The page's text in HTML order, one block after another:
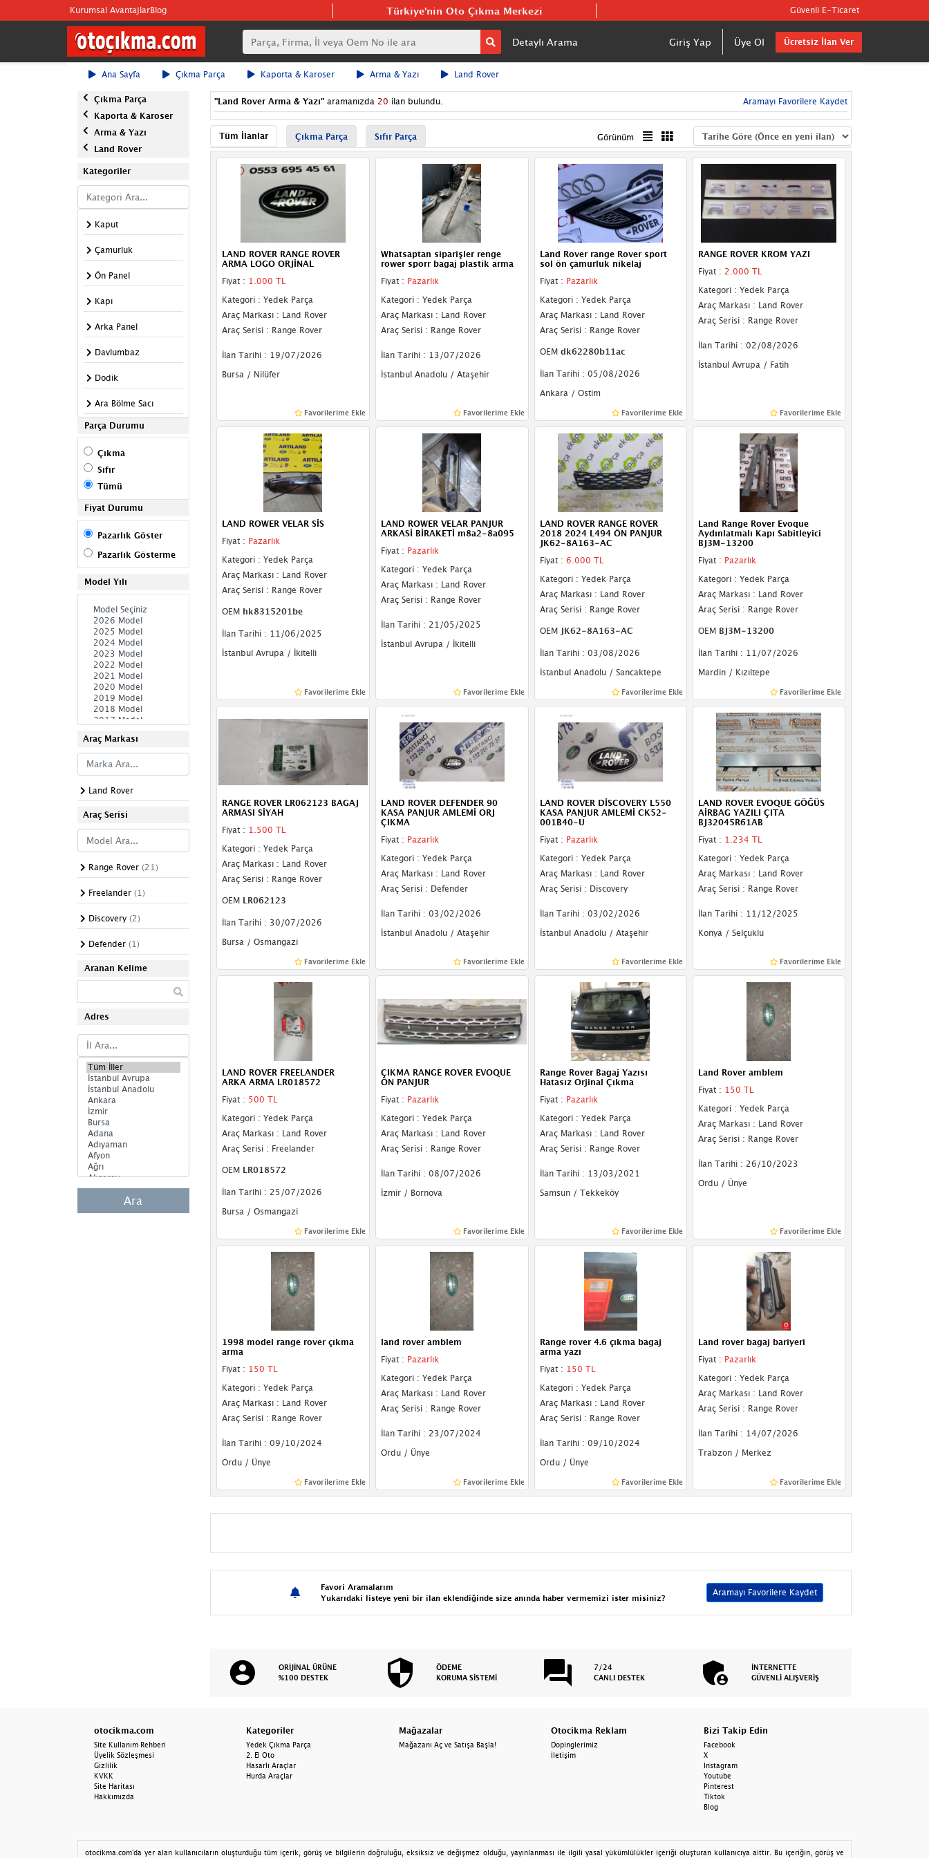
Kurumsal AvantajlarBlog Türkiye'nin Oto Çıkma Merkezi Güvenli E-Ticaret
Detaylı Arama Giriş Yap Üye Ol Ücretsiz İlan Ver
Ana Sayfa Çıkma Parça Kaporta & Karoser Arma & Yazı Land Rover
Çıkma Parça
Kaporta & Karoser
Arma & Yazı
Land Rover
Kategoriler
Kaput
Çamurluk
Ön Panel
Kapı
Arka Panel
Davlumbaz
Dodik
Ara Bölme Sacı
Basamak
Panjur
Kapı Çıtası
Kapı Direği
Fitil
Kaput Kilidi
Kupa
Komple Arka
Komple Ön
Ön Şasi
Sağ Şasi
Sol Şasi
Paçalık & Tozluk
Plakalık
Sağ Yan Sac
Sol Yan Sac
Spoiler
Tavan Çıtası
Bakalitler
Body Kit
Kapı Sacı
Dış Ayna Camları
Dış Ayna Gövdeleri
Dış Ayna Komple
İç Ayna
Podye Sacı
Rüzgarlık
Ön Cam
Marşpiyel Kaplama
Motor Alt Muhafaza
Torpido
Far Braketi
Stop Sacı
Parça Durumu
Çıkma
Sıfır
Tümü
Fiyat Durumu
Pazarlık Göster
Pazarlık Gösterme
Model Yılı
Araç Markası
Land Rover
Araç Serisi
Range Rover (21)
Freelander (1)
Discovery (2)
Defender (1)
Aranan Kelime
Adres
Ara
"Land Rover Arma & Yazı" aramanızda 20 ilan bulundu. Aramayı Favorilere Kaydet
Tüm İlanlar Çıkma Parça Sıfır Parça Görünüm
LAND ROVER RANGE ROVER
ARMA LOGO ORJİNAL
Fiyat : 1.000 TL
Kategori : Yedek Parça
Araç Markası : Land Rover
Araç Serisi : Range Rover
İlan Tarihi : 19/07/2026
Bursa / Nilüfer
Favorilerime Ekle
Whatsaptan siparişler renge
rower sporr bagaj plastik arma
Fiyat : Pazarlık
Kategori : Yedek Parça
Araç Markası : Land Rover
Araç Serisi : Range Rover
İlan Tarihi : 13/07/2026
İstanbul Anadolu / Ataşehir
Favorilerime Ekle
Land Rover range Rover sport
sol ön çamurluk nikelaj
Fiyat : Pazarlık
Kategori : Yedek Parça
Araç Markası : Land Rover
Araç Serisi : Range Rover
OEM dk62280b11ac
İlan Tarihi : 05/08/2026
Ankara / Ostim
Favorilerime Ekle
RANGE ROVER KROM YAZI
Fiyat : 2.000 TL
Kategori : Yedek Parça
Araç Markası : Land Rover
Araç Serisi : Range Rover
İlan Tarihi : 02/08/2026
İstanbul Avrupa / Fatih
Favorilerime Ekle
LAND ROWER VELAR SİS
Fiyat : Pazarlık
Kategori : Yedek Parça
Araç Markası : Land Rover
Araç Serisi : Range Rover
OEM hk8315201be
İlan Tarihi : 11/06/2025
İstanbul Avrupa / İkitelli
Favorilerime Ekle
LAND ROWER VELAR PANJUR
ARKASİ BİRAKETİ m8a2-8a095
Fiyat : Pazarlık
Kategori : Yedek Parça
Araç Markası : Land Rover
Araç Serisi : Range Rover
İlan Tarihi : 21/05/2025
İstanbul Avrupa / İkitelli
Favorilerime Ekle
LAND ROVER RANGE ROVER
2018 2024 L494 ÖN PANJUR
JK62-8A163-AC
Fiyat : 6.000 TL
Kategori : Yedek Parça
Araç Markası : Land Rover
Araç Serisi : Range Rover
OEM JK62-8A163-AC
İlan Tarihi : 03/08/2026
İstanbul Anadolu / Sancaktepe
Favorilerime Ekle
Land Range Rover Evoque
Aydınlatmalı Kapı Sabitleyici
BJ3M-13200
Fiyat : Pazarlık
Kategori : Yedek Parça
Araç Markası : Land Rover
Araç Serisi : Range Rover
OEM BJ3M-13200
İlan Tarihi : 11/07/2026
Mardin / Kızıltepe
Favorilerime Ekle
RANGE ROVER LR062123 BAGAJ
ARMASI SİYAH
Fiyat : 1.500 TL
Kategori : Yedek Parça
Araç Markası : Land Rover
Araç Serisi : Range Rover
OEM LR062123
İlan Tarihi : 30/07/2026
Bursa / Osmangazi
Favorilerime Ekle
LAND ROVER DEFENDER 90
KASA PANJUR AMLEMİ ORJ
ÇIKMA
Fiyat : Pazarlık
Kategori : Yedek Parça
Araç Markası : Land Rover
Araç Serisi : Defender
İlan Tarihi : 03/02/2026
İstanbul Anadolu / Ataşehir
Favorilerime Ekle
LAND ROVER DİSCOVERY L550
KASA PANJUR AMLEMİ CK52-
001B40-U
Fiyat : Pazarlık
Kategori : Yedek Parça
Araç Markası : Land Rover
Araç Serisi : Discovery
İlan Tarihi : 03/02/2026
İstanbul Anadolu / Ataşehir
Favorilerime Ekle
LAND ROVER EVOQUE GÖĞÜS
AİRBAG YAZILI ÇITA
BJ32045R61AB
Fiyat : 1.234 TL
Kategori : Yedek Parça
Araç Markası : Land Rover
Araç Serisi : Range Rover
İlan Tarihi : 11/12/2025
Konya / Selçuklu
Favorilerime Ekle
LAND ROVER FREELANDER
ARKA ARMA LR018572
Fiyat : 500 TL
Kategori : Yedek Parça
Araç Markası : Land Rover
Araç Serisi : Freelander
OEM LR018572
İlan Tarihi : 25/07/2026
Bursa / Osmangazi
Favorilerime Ekle
ÇIKMA RANGE ROVER EVOQUE
ÖN PANJUR
Fiyat : Pazarlık
Kategori : Yedek Parça
Araç Markası : Land Rover
Araç Serisi : Range Rover
İlan Tarihi : 08/07/2026
İzmir / Bornova
Favorilerime Ekle
Range Rover Bagaj Yazısı
Hatasız Orjinal Çıkma
Fiyat : Pazarlık
Kategori : Yedek Parça
Araç Markası : Land Rover
Araç Serisi : Range Rover
İlan Tarihi : 13/03/2021
Samsun / Tekkeköy
Favorilerime Ekle
Land Rover amblem
Fiyat : 150 TL
Kategori : Yedek Parça
Araç Markası : Land Rover
Araç Serisi : Range Rover
İlan Tarihi : 26/10/2023
Ordu / Ünye
Favorilerime Ekle
1998 model range rover çıkma
arma
Fiyat : 150 TL
Kategori : Yedek Parça
Araç Markası : Land Rover
Araç Serisi : Range Rover
İlan Tarihi : 09/10/2024
Ordu / Ünye
Favorilerime Ekle
land rover amblem
Fiyat : Pazarlık
Kategori : Yedek Parça
Araç Markası : Land Rover
Araç Serisi : Range Rover
İlan Tarihi : 23/07/2024
Ordu / Ünye
Favorilerime Ekle
Range rover 4.6 çıkma bagaj
arma yazı
Fiyat : 150 TL
Kategori : Yedek Parça
Araç Markası : Land Rover
Araç Serisi : Range Rover
İlan Tarihi : 09/10/2024
Ordu / Ünye
Favorilerime Ekle
Land rover bagaj bariyeri
Fiyat : Pazarlık
Kategori : Yedek Parça
Araç Markası : Land Rover
Araç Serisi : Range Rover
İlan Tarihi : 14/07/2026
Trabzon / Merkez
Favorilerime Ekle
Favori Aramalarım
Yukarıdaki listeye yeni bir ilan eklendiğinde size anında haber vermemizi ister misiniz?
Aramayı Favorilere Kaydet
ORİJİNAL ÜRÜNE
%100 DESTEK
ÖDEME
KORUMA SİSTEMİ
7/24
CANLI DESTEK
İNTERNETTE
GÜVENLİ ALIŞVERİŞ
otocikma.com
Site Kullanım Rehberi
Üyelik Sözleşmesi
Gizlilik
KVKK
Site Haritası
Hakkımızda
Kategoriler
Yedek Çıkma Parça
2. El Oto
Hasarlı Araçlar
Hurda Araçlar
Mağazalar
Mağazanı Aç ve Satışa Başla!
Otocikma Reklam
Dopinglerimiz
İletişim
Bizi Takip Edin
Facebook
X
Instagram
Youtube
Pinterest
Tiktok
Blog
otocikma.com'da yer alan kullanıcıların oluşturduğu tüm içerik, görüş ve bilgilerin doğruluğu, eksiksiz ve değişmez olduğu, yayınlanması ile ilgili yasal yükümlülükler içeriği oluşturan kullanıcıya aittir. Bu içeriğin, görüş ve